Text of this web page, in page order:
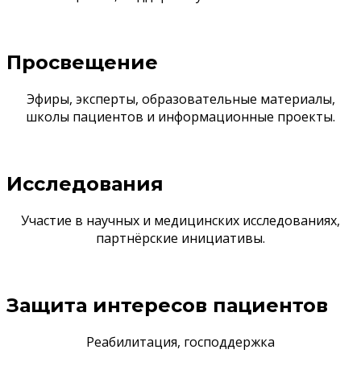
Просвещение
Эфиры, эксперты, образовательные материалы,
школы пациентов и информационные проекты.
Исследования
Участие в научных и медицинских исследованиях,
партнёрские инициативы.
Защита интересов пациентов
Реабилитация, господдержка